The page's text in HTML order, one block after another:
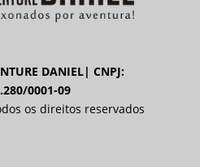
DANIEL| CNPJ:
0001-09
os direitos reservados